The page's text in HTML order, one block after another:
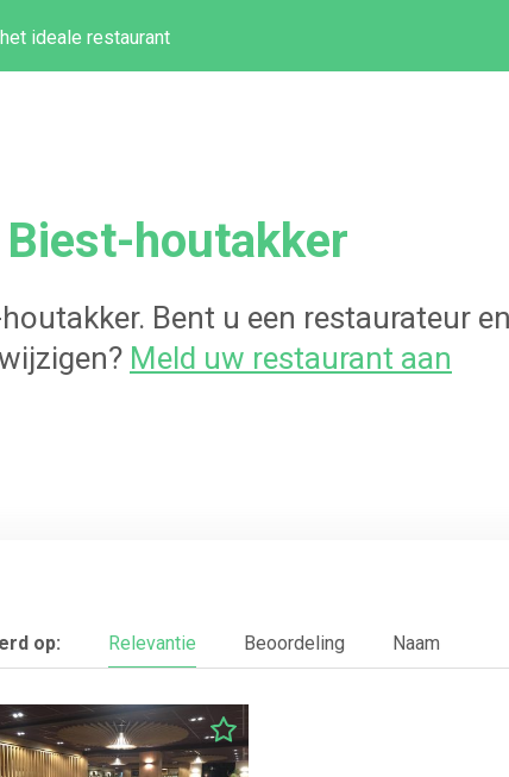
ideale restaurant
Biest-houtakker
. Bent u een restaurateur
Meld uw restaurant aan
op: Relevantie Beoordeling Naam